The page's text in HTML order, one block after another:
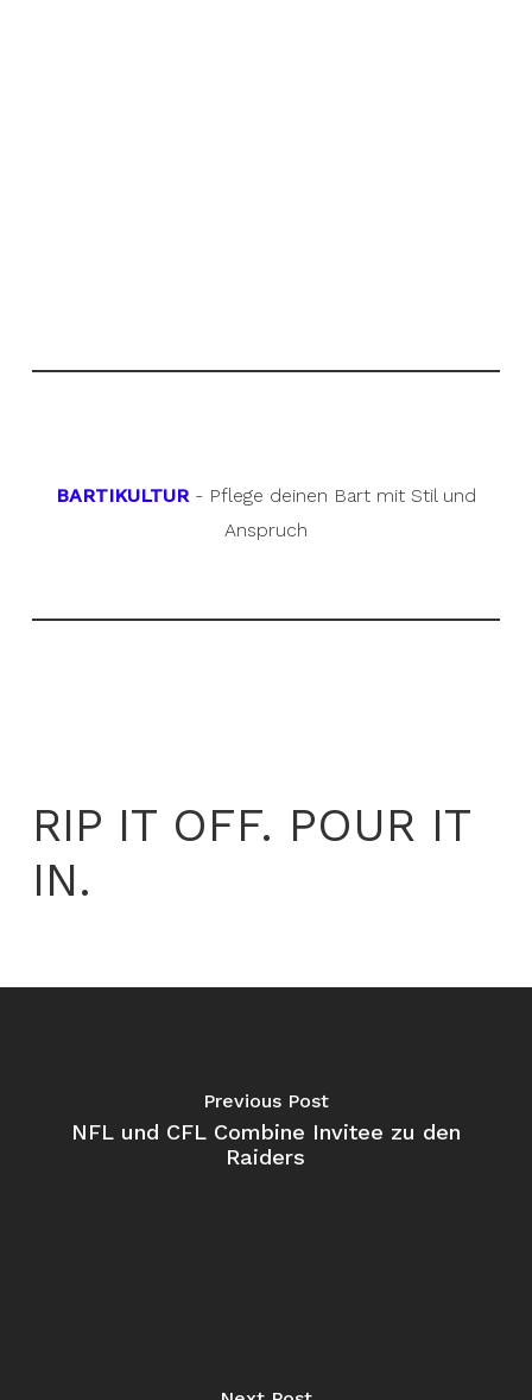
BARTIKULTUR- Pflege deinen Bart mit Stil und
Anspruch
RIP IT OFF. POUR IT
IN.
Previous Post
NFL und CFL Combine Invitee zu den
Raiders